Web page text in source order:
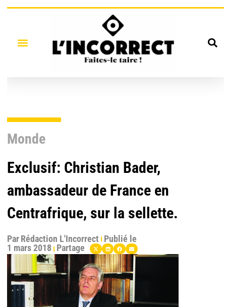
Monde
Exclusif: Christian Bader,
ambassadeur de France en
Centrafrique, sur la sellette.
ParRédaction L'Incorrect Publié le
1 mars 2018 Partage